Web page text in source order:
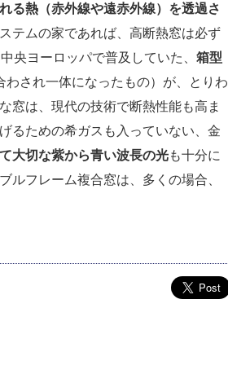
る熱（赤外線や遠赤外線）を透過さ
テムの家であれば、高断熱窓は必ず
央ヨーロッパで普及していた、 箱型
わされ一体になったもの）が、とりわ
窓は、現代の技術で断熱性能も高ま
るための希ガスも入っていない、金
大切な紫から青い波長の光も十分に
ルフレーム複合窓は、多くの場合、